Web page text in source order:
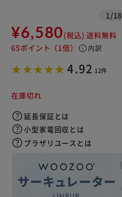
1 /18
¥6,580(税込) 送料無料
65ポイント （1倍） info 内訳
4.92 12件
在庫切れ
延長保証とは
小型家電回収とは
プラザリユースとは